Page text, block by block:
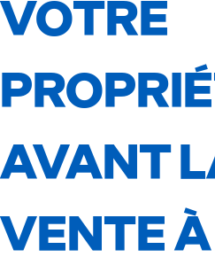
VOTRE
AVANT
VENTE À